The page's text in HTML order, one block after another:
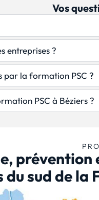
Vos
entreprises ?
par la formation PSC ?
PSC à Béziers ?
prévention
sud de la